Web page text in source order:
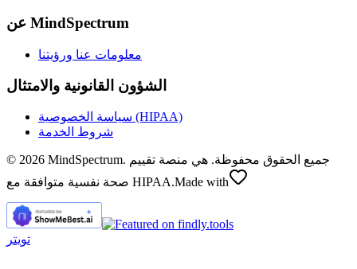
عن MindSpectrum
معلومات عنا ورؤيتنا
الشؤون القانونية والامتثال
سياسة الخصوصية (HIPAA)
شروط الخدمة
© 2026 MindSpectrum. جميع الحقوق محفوظة. هي منصة تقييم
صحة نفسية متوافقة مع HIPAA.Made with
تويتر